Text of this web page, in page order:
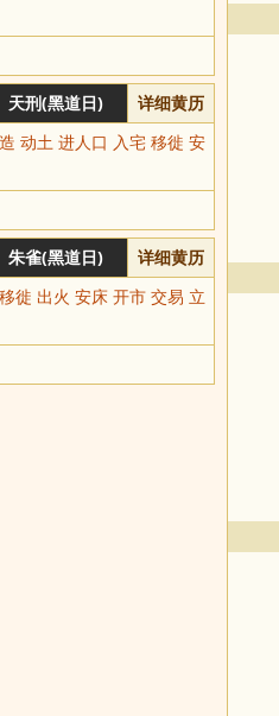
天刑(黑道日) 详细黄历
动土 进人口 入宅 移徙 安
朱雀(黑道日) 详细黄历
徙 出火 安床 开市 交易 立